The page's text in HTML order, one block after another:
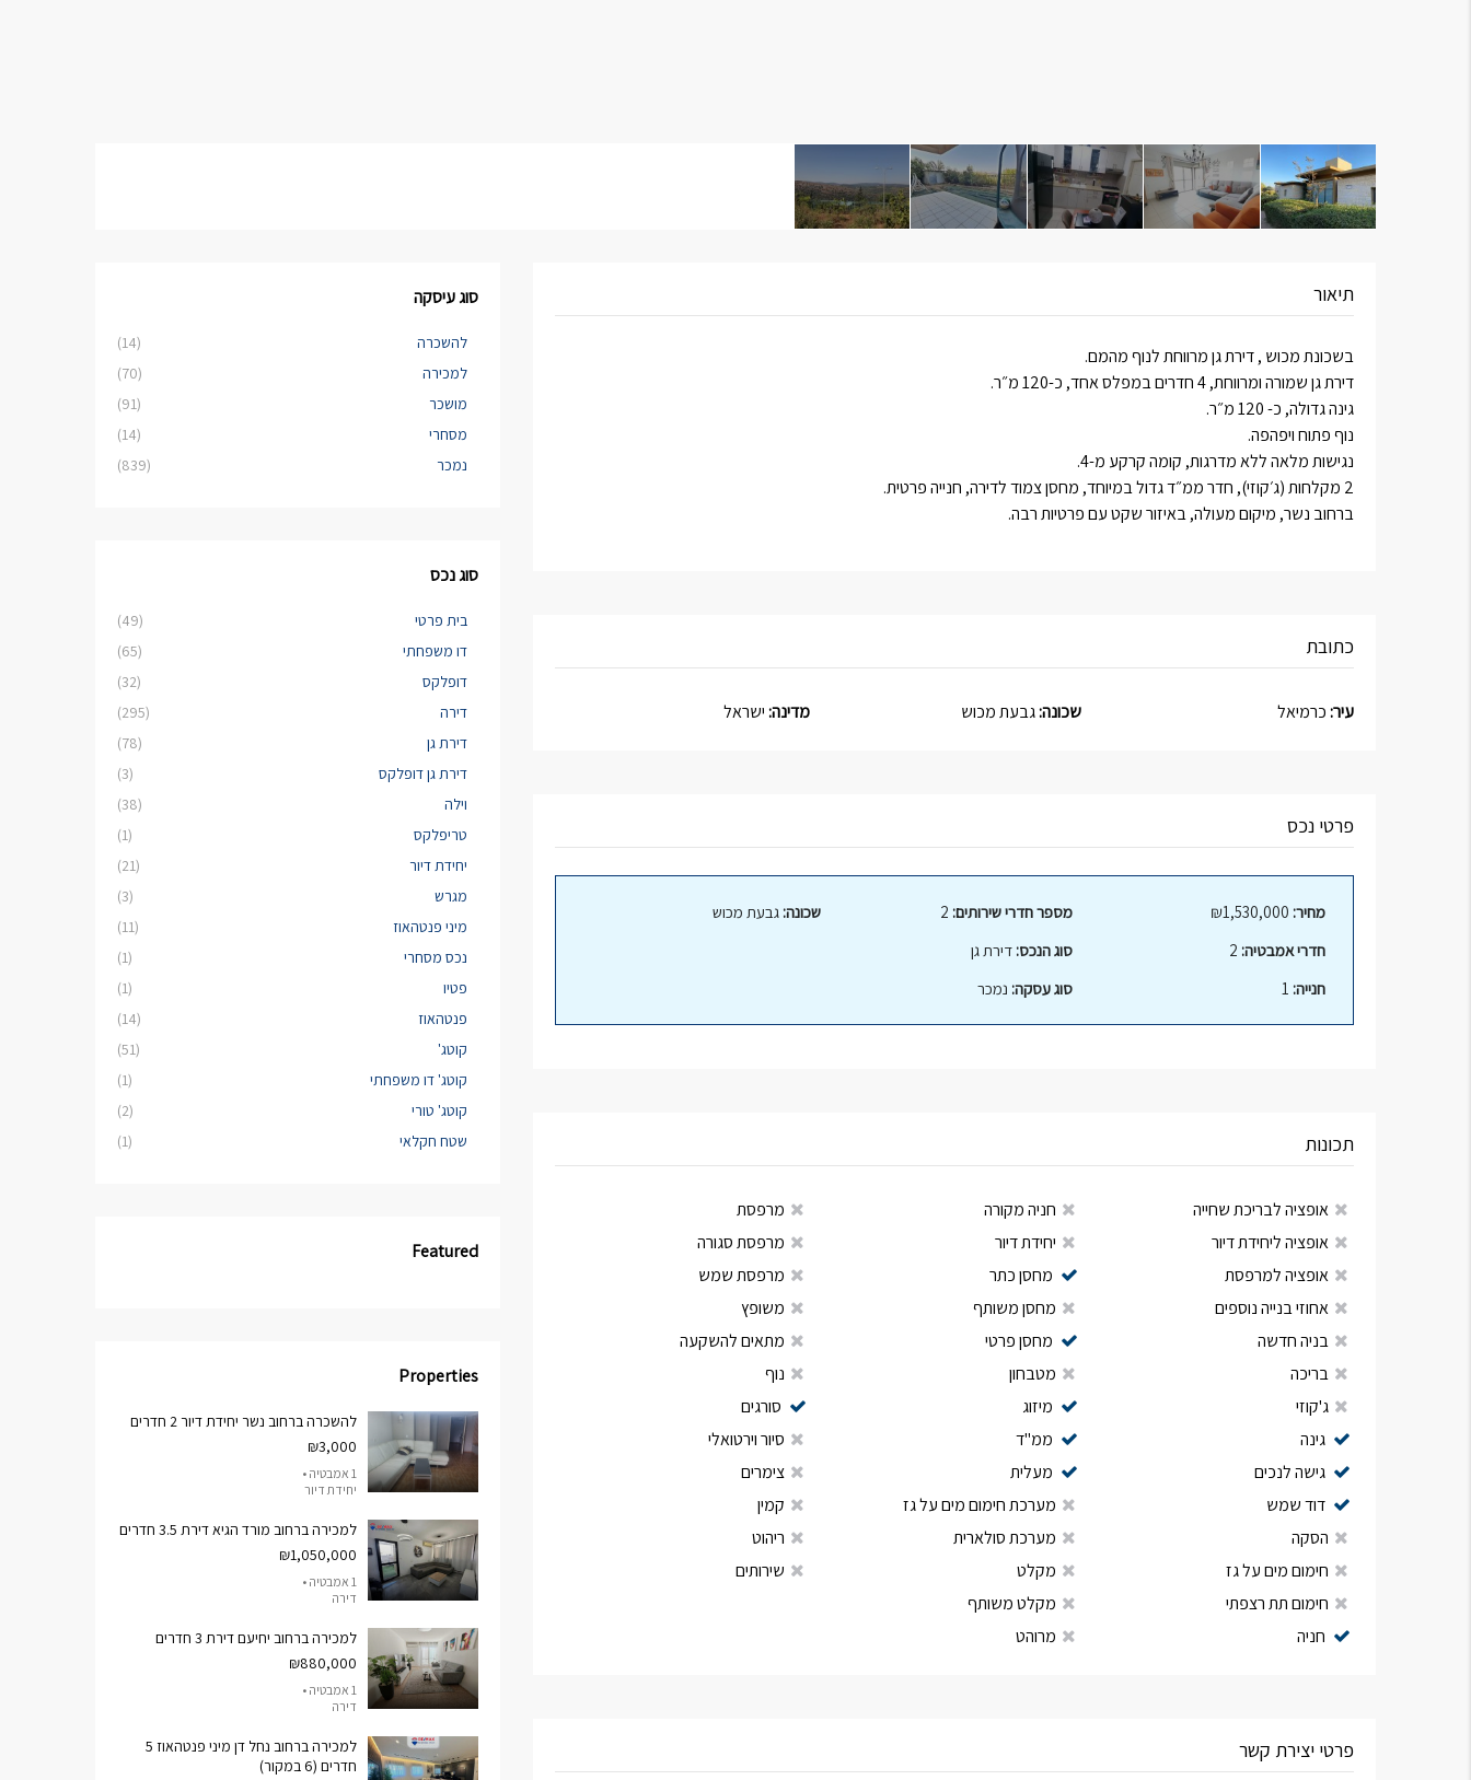
תיאור
בשכונת מכוש , דירת גן מרווחת לנוף מהמם.
דירת גן שמורה ומרווחת, 4 חדרים במפלס אחד, כ-120 מ״ר.
גינה גדולה, כ- 120 מ״ר.
נוף פתוח ויפהפה.
נגישות מלאה ללא מדרגות, קומה קרקע מ-4.
2 מקלחות (ג׳קוזי), חדר ממ״ד גדול במיוחד, מחסן צמוד לדירה, חנייה פרטית.
ברחוב נשר, מיקום מעולה, באיזור שקט עם פרטיות רבה.
כתובת
עיר:כרמיאל שכונה:גבעת מכוש מדינה:ישראל
פרטי נכס
מחיר:
חדרי אמבטיה:
חנייה:
מספר חדרי שירותים:
סוג הנכס: דירת גן
סוג עסקה: נמכר
שכונה: גבעת מכוש
תכונות
אופציה לבריכת שחייה
אופציה ליחידת דיור
אופציה למרפסת
אחוזי בנייה נוספים
בניה חדשה
בריכה
ג'קוזי
גינה
גישה לנכים
דוד שמש
הסקה
חימום מים על גז
חימום תת רצפתי
חניה
חניה מקורה
יחידת דיור
מחסן כתר
מחסן משותף
מחסן פרטי
מטבחון
מיזוג
ממ"ד
מעלית
מערכת חימום מים על גז
מערכת סולארית
מקלט
מקלט משותף
מרוהט
מרפסת
מרפסת סגורה
מרפסת שמש
משופץ
מתאים להשקעה
נוף
סורגים
סיור וירטואלי
צימרים
קמין
ריהוט
שירותים
פרטי יצירת קשר
סוג עיסקה
להשכרה
(14)
למכירה
(70)
מושכר
(91)
מסחרי
(14)
נמכר
(839)
סוג נכס
בית פרטי
(49)
דו משפחתי
(65)
דופלקס
(32)
דירה
(295)
דירת גן
(78)
דירת גן דופלקס
(3)
וילה
(38)
טריפלקס
(1)
יחידת דיור
(21)
מגרש
(3)
מיני פנטהאוז
(11)
נכס מסחרי
(1)
פטיו
(1)
פנטהאוז
(14)
קוטג'
(51)
קוטג' דו משפחתי
(1)
קוטג' טורי
(2)
שטח חקלאי
(1)
Featured
Properties
להשכרה ברחוב נשר יחידת דיור 2 חדרים
₪3,000
1 אמבטיה •
יחידת דיור
למכירה ברחוב מורד הגיא דירת 3.5 חדרים
₪1,050,000
1 אמבטיה •
דירה
למכירה ברחוב יחיעם דירת 3 חדרים
₪880,000
1 אמבטיה •
דירה
למכירה ברחוב נחל דן מיני פנטהאוז 5
חדרים (6 במקור)